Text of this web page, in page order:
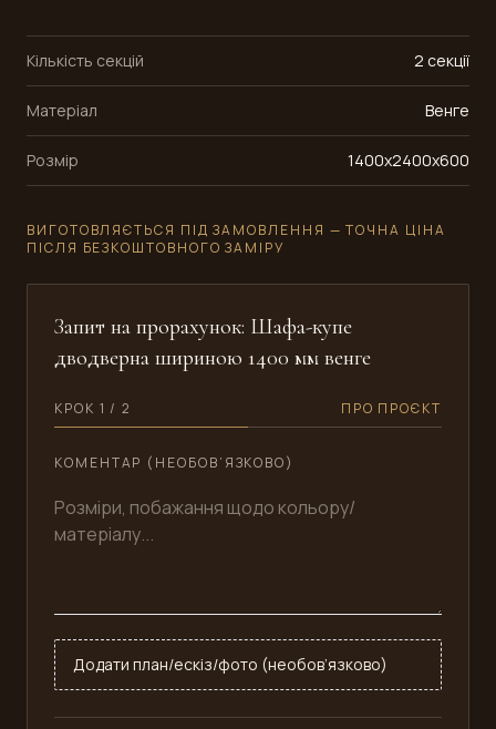
Кількість секцій 2 секції
Матеріал Венге
Розмір 1400x2400x600
ВИГОТОВЛЯЄТЬСЯ ПІД ЗАМОВЛЕННЯ — ТОЧНА ЦІНА
ПІСЛЯ БЕЗКОШТОВНОГО ЗАМІРУ
Запит на прорахунок: Шафа-купе
дводверна шириною 1400 мм венге
КРОК 1 / 2 ПРО ПРОЄКТ
КОМЕНТАР (НЕОБОВ’ЯЗКОВО)
Додати план/ескіз/фото (необов’язково)